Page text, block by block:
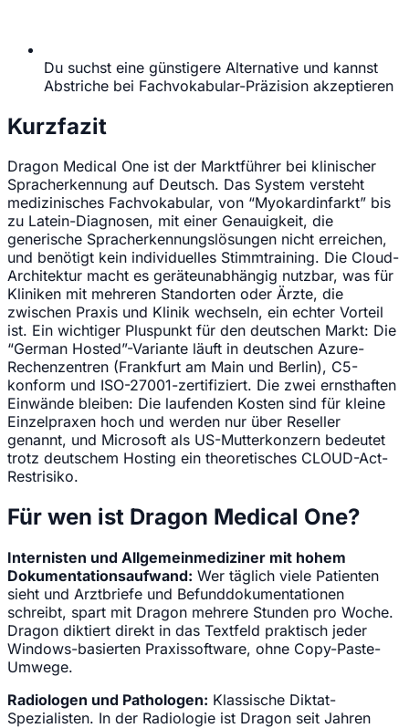
Du suchst eine günstigere Alternative und kannst
Abstriche bei Fachvokabular-Präzision akzeptieren
Kurzfazit
Dragon Medical One ist der Marktführer bei klinischer
Spracherkennung auf Deutsch. Das System versteht
medizinisches Fachvokabular, von “Myokardinfarkt” bis
zu Latein-Diagnosen, mit einer Genauigkeit, die
generische Spracherkennungslösungen nicht erreichen,
und benötigt kein individuelles Stimmtraining. Die Cloud-
Architektur macht es geräteunabhängig nutzbar, was für
Kliniken mit mehreren Standorten oder Ärzte, die
zwischen Praxis und Klinik wechseln, ein echter Vorteil
ist. Ein wichtiger Pluspunkt für den deutschen Markt: Die
“German Hosted”-Variante läuft in deutschen Azure-
Rechenzentren (Frankfurt am Main und Berlin), C5-
konform und ISO-27001-zertifiziert. Die zwei ernsthaften
Einwände bleiben: Die laufenden Kosten sind für kleine
Einzelpraxen hoch und werden nur über Reseller
genannt, und Microsoft als US-Mutterkonzern bedeutet
trotz deutschem Hosting ein theoretisches CLOUD-Act-
Restrisiko.
Für wen ist Dragon Medical One?
Internisten und Allgemeinmediziner mit hohem
Dokumentationsaufwand: Wer täglich viele Patienten
sieht und Arztbriefe und Befunddokumentationen
schreibt, spart mit Dragon mehrere Stunden pro Woche.
Dragon diktiert direkt in das Textfeld praktisch jeder
Windows-basierten Praxissoftware, ohne Copy-Paste-
Umwege.
Radiologen und Pathologen: Klassische Diktat-
Spezialisten. In der Radiologie ist Dragon seit Jahren